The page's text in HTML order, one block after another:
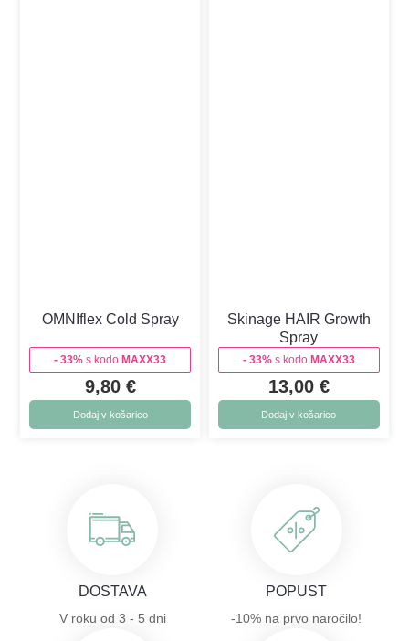
OMNIflex Cold Spray
- 33% s kodo MAXX33
9,80 €
Dodaj v košarico
Skinage HAIR Growth
Spray
- 33%s kodo MAXX33
13,00 €
Dodaj v košarico
DOSTAVA
V roku od 3 - 5 dni
POPUST
-10% na prvo naročilo!